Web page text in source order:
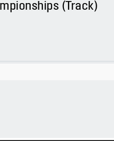
(Track)